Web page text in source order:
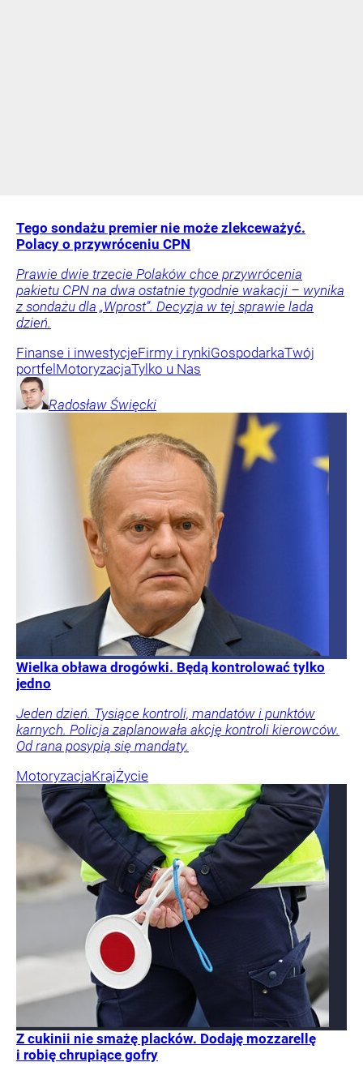
Tego sondażu premier nie może zlekceważyć.
Polacy o przywróceniu CPN
Prawie dwie trzecie Polaków chce przywrócenia
pakietu CPN na dwa ostatnie tygodnie wakacji – wynika
z sondażu dla „Wprost”. Decyzja w tej sprawie lada
dzień.
Finanse i inwestycjeFirmy i rynkiGospodarkaTwój
portfel MotoryzacjaTylko u Nas
Radosław Święcki
Wielka obława drogówki. Będą kontrolować tylko
jedno
Jeden dzień. Tysiące kontroli, mandatów i punktów
karnych. Policja zaplanowała akcję kontroli kierowców.
Od rana posypią się mandaty.
MotoryzacjaKrajŻycie
Z cukinii nie smażę placków. Dodaję mozzarellę
i robię chrupiące gofry